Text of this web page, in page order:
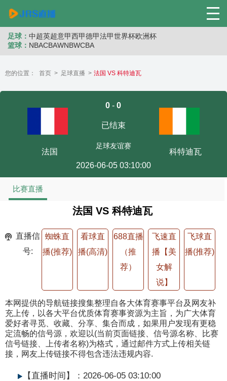
足球： 中超英超意甲西甲德甲法甲世界杯欧洲杯
篮球： NBACBAWNBWCBA
您的位置： 首页 > 足球直播 > 法国 VS 科特迪瓦
法国
0 -0
已结束
足球友谊赛
2026-06-05 03:10:00
科特迪瓦
比赛直播
法国 VS 科特迪瓦
直播信
号:
蜘蛛直
播(推荐)
看球直
播(高清)
688直播
（推
荐）
飞速直
播【美
女解
说】
飞球直
播(推荐)
本网提供的导航链接搜集整理自各大体育赛事平台及网友补
充上传，以各大平台优质体育赛事资源为主旨，为广大体育
爱好者寻觅、收藏、分享、集合而成，如果用户发现有更稳
定流畅的信号源，欢迎以(当前页面链接、信号源名称、比赛
信号链接、上传者名称)为格式，通过邮件方式上传相关链
接，网友上传链接不得包含违法违规内容.
【直播时间】：2026-06-05 03:10:00